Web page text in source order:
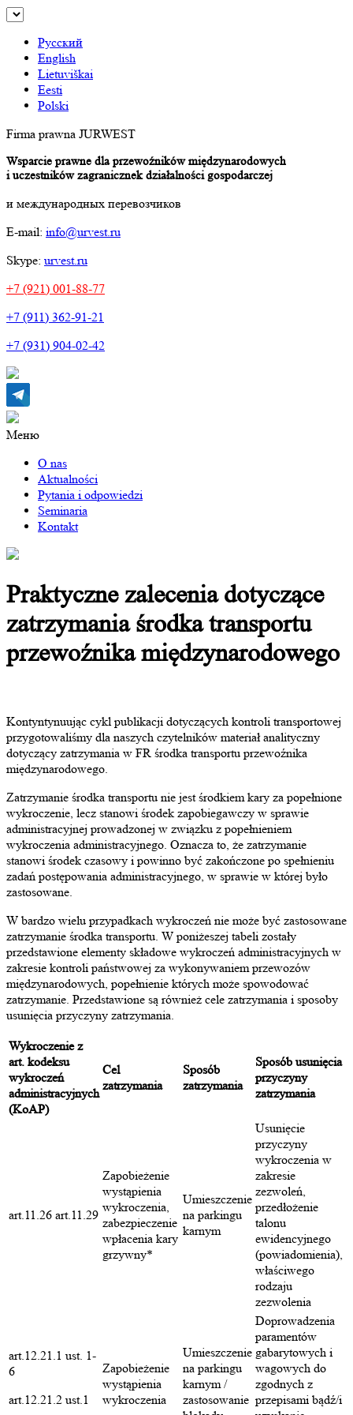
Русский
English
Lietuviškai
Eesti
Polski
Firma prawna JURWEST
Wsparcie prawne dla przewoźników międzynarodowych
i uczestników zagranicznek działalności gospodarczej
и международных перевозчиков
E-mail: info@urvest.ru
Skype: urvest.ru
+7 (921) 001-88-77
+7 (911) 362-91-21
+7 (931) 904-02-42
Меню
O nas
Aktualności
Pytania i odpowiedzi
Seminaria
Kontakt
Praktyczne zalecenia dotyczące
zatrzymania środka transportu
przewoźnika międzynarodowego
Kontyntynuując cykl publikacji dotyczących kontroli transportowej
przygotowaliśmy dla naszych czytelników materiał analityczny
dotyczący zatrzymania w FR środka transportu przewoźnika
międzynarodowego.
Zatrzymanie środka transportu nie jest środkiem kary za popełnione
wykroczenie, lecz stanowi środek zapobiegawczy w sprawie
administracyjnej prowadzonej w związku z popełnieniem
wykroczenia administracyjnego. Oznacza to, że zatrzymanie
stanowi środek czasowy i powinno być zakończone po spełnieniu
zadań postępowania administracyjnego, w sprawie w której było
zastosowane.
W bardzo wielu przypadkach wykroczeń nie może być zastosowane
zatrzymanie środka transportu. W poniżeszej tabeli zostały
przedstawione elementy składowe wykroczeń administracyjnych w
zakresie kontroli państwowej za wykonywaniem przewozów
międzynarodowych, popełnienie których może spowodować
zatrzymanie. Przedstawione są również cele zatrzymania i sposoby
usunięcia przyczyny zatrzymania.
Wykroczenie z
art. kodeksu
wykroczeń
administracyjnych
(KoAP)
Cel
zatrzymania
Sposób
zatrzymania
Sposób usunięcia
przyczyny
zatrzymania
art.11.26 art.11.29
Zapobieżenie
wystąpienia
wykroczenia,
zabezpieczenie
wpłacenia kary
grzywny*
Umieszczenie
na parkingu
karnym
Usunięcie
przyczyny
wykroczenia w
zakresie
zezwoleń,
przedłożenie
talonu
ewidencyjnego
(powiadomienia),
właściwego
rodzaju
zezwolenia
art.12.21.1 ust. 1-
6
art.12.21.2 ust.1
Zapobieżenie
wystąpienia
wykroczenia
Umieszczenie
na parkingu
karnym /
zastosowanie
Doprowadzenia
paramentów
gabarytowych i
wagowych do
zgodnych z
przepisami bądź/i